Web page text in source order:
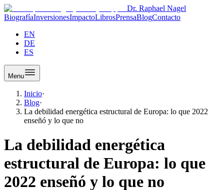
Dr. Raphael Nagel
BiografíaInversionesImpactoLibrosPrensaBlogContacto
EN
DE
ES
Menu
Inicio·
Blog·
La debilidad energética estructural de Europa: lo que 2022
enseñó y lo que no
La debilidad energética
estructural de Europa: lo que
2022 enseñó y lo que no